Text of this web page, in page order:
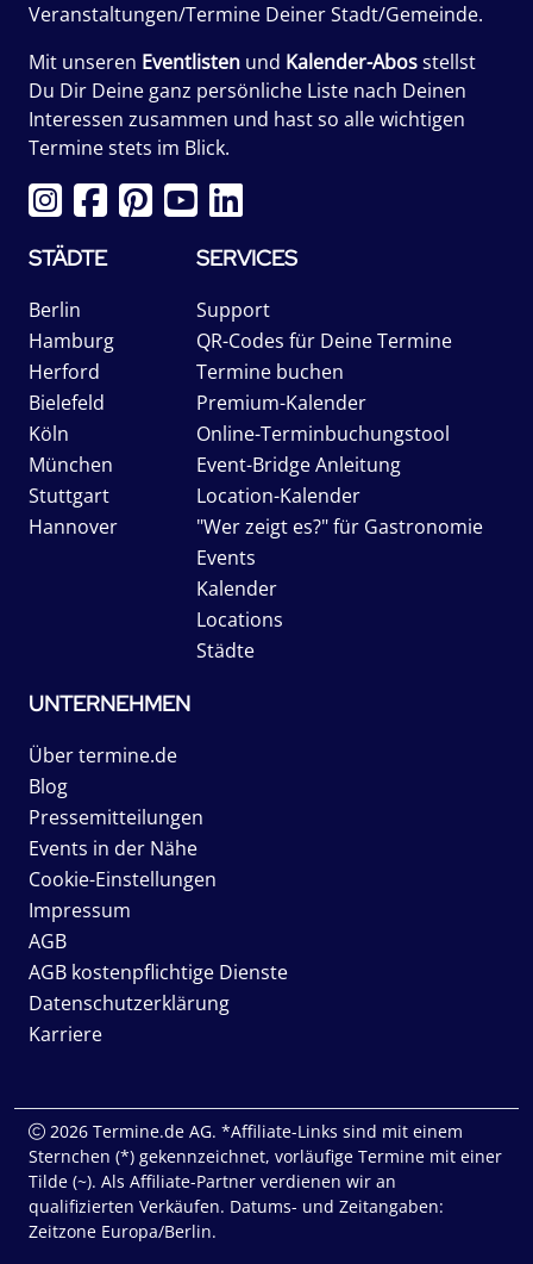
Veranstaltungen/Termine Deiner Stadt/Gemeinde.
Mit unseren Eventlisten und Kalender-Abosstellst
Du Dir Deine ganz persönliche Liste nach Deinen
Interessen zusammen und hast so alle wichtigen
Termine stets im Blick.
STÄDTE
Berlin
Hamburg
Herford
Bielefeld
Köln
München
Stuttgart
Hannover
SERVICES
Support
QR-Codes für Deine Termine
Termine buchen
Premium-Kalender
Online-Terminbuchungstool
Event-Bridge Anleitung
Location-Kalender
"Wer zeigt es?" für Gastronomie
Events
Kalender
Locations
Städte
UNTERNEHMEN
Über termine.de
Blog
Pressemitteilungen
Events in der Nähe
Cookie-Einstellungen
Impressum
AGB
AGB kostenpflichtige Dienste
Datenschutzerklärung
Karriere
2026 Termine.de AG. *Affiliate-Links sind mit einem
Sternchen (*) gekennzeichnet, vorläufige Termine mit einer
Tilde (~). Als Affiliate-Partner verdienen wir an
qualifizierten Verkäufen. Datums- und Zeitangaben:
Zeitzone Europa/Berlin.